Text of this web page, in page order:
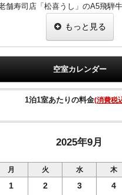
舗寿司店「松喜うし」のA5飛騨
でお楽しみいただける1泊２食付
ニューになります）
ン後の流れ】
間は２１：００となりますので
願い致します。
召し上がりください。
モステーキ丼（お弁当）
炉宴」 営業時間 6:30 ～ 9:30ま
理を豊富に盛り込んだ和定食（
もっと見る
空室カレンダー
1泊1室あたりの料金(消費税
2025年9月
月 火 水 木
1 2 3 4